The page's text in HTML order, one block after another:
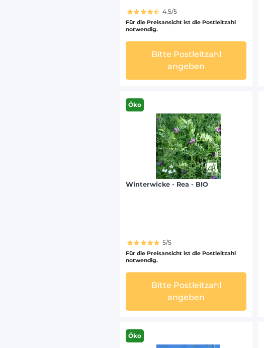
4.5/5
Für die Preisansicht ist die Postleitzahl
notwendig.
Bitte Postleitzahl
angeben
Öko
Winterwicke - Rea - BIO
5/5
Für die Preisansicht ist die Postleitzahl
notwendig.
Bitte Postleitzahl
angeben
Öko